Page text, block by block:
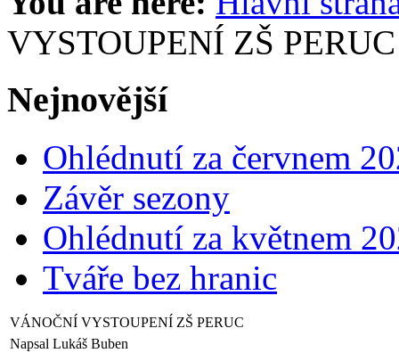
VYSTOUPENÍ ZŠ PERUC
Nejnovější
Ohlédnutí za červnem
Závěr sezony
Ohlédnutí za květnem
Tváře bez hranic
VÁNOČNÍ VYSTOUPENÍ ZŠ PERUC
Napsal Lukáš Buben